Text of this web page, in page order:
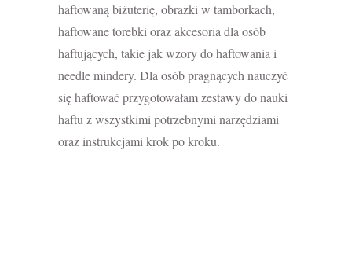
haftowaną biżuterię, obrazki w tamborkach,
haftowane torebki oraz akcesoria dla osób
haftujących, takie jak wzory do haftowania i
needle mindery. Dla osób pragnących nauczyć
się haftować przygotowałam zestawy do nauki
haftu z wszystkimi potrzebnymi narzędziami
oraz instrukcjami krok po kroku.